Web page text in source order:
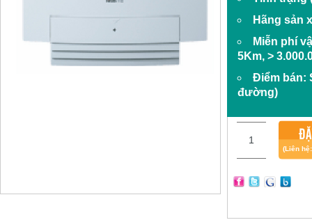
Hãng sản
Miễn phí
5Km, >
Điểm bán:
đường)
(Liên